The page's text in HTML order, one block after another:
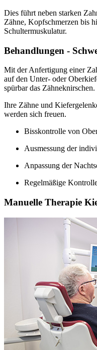
Dies führt neben starken
Zähne, Kopfschmerzen bis
Schultermuskulatur.
Behandlungen -
Mit der Anfertigung einer
auf den Unter- oder
spürbar das Zähneknirschen.
Ihre Zähne und
werden sich freuen.
Bisskontrolle von
Ausmessung der
Anpassung der
Regelmäßige
Manuelle Therapie